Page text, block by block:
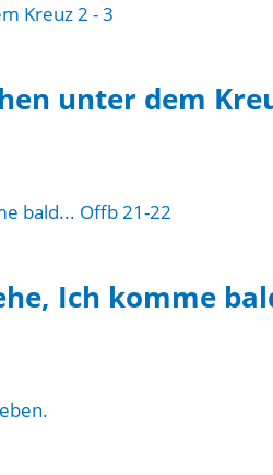
unter dem
Ich komme